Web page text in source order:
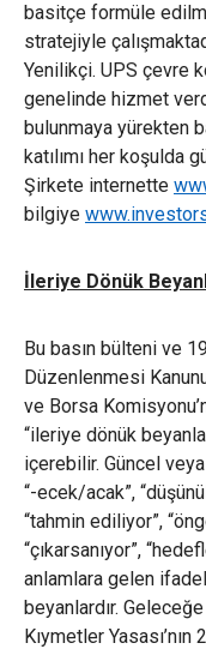
basitçe formüle
stratejiyle
Yenilikçi. UPS çevre
genelinde hizmet
bulunmaya yürekten
katılımı her koşulda
Şirkete internette
bilgiye
İleriye Dönük
Bu basın bülteni ve
Düzenlenmesi
ve Borsa
“ileriye dönük
içerebilir. Güncel
“-ecek/acak”,
“tahmin ediliyor”,
“çıkarsanıyor”,
anlamlara gelen
beyanlardır.
Kıymetler